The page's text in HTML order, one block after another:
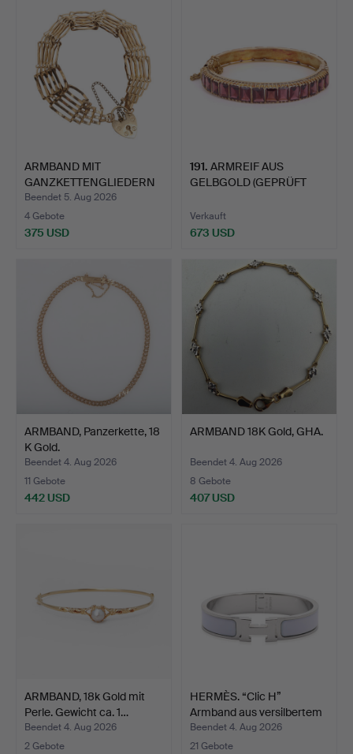
ARMBAND MIT
GANZKETTENGLIEDERN
AUS 9 KARAT…
Beendet 5. Aug 2026
4 Gebote
375 USD
191. ARMREIF AUS
GELBGOLD (GEPRÜFT
Verkauft
673 USD
ARMBAND, Panzerkette, 18
K Gold.
Beendet 4. Aug 2026
11 Gebote
442 USD
ARMBAND 18K Gold, GHA.
Beendet 4. Aug 2026
8 Gebote
407 USD
ARMBAND, 18k Gold mit
Perle. Gewicht ca. 1…
Beendet 4. Aug 2026
2 Gebote
HERMÈS. “Clic H”
Armband aus versilbertem
…
Beendet 4. Aug 2026
21 Gebote